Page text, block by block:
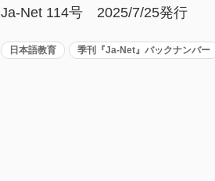
Ja-Net 114号 2025/7/25発行
日本語教育 季刊『Ja-Net』バックナンバー